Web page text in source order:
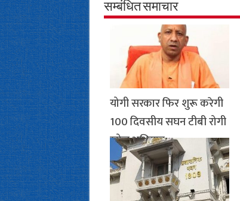
सम्बंधित समाचार
योगी सरकार फिर शुरू करेगी
100 दिवसीय सघन टीबी रोगी
खोज अभियान
January 15, 2026- 11:55 PM